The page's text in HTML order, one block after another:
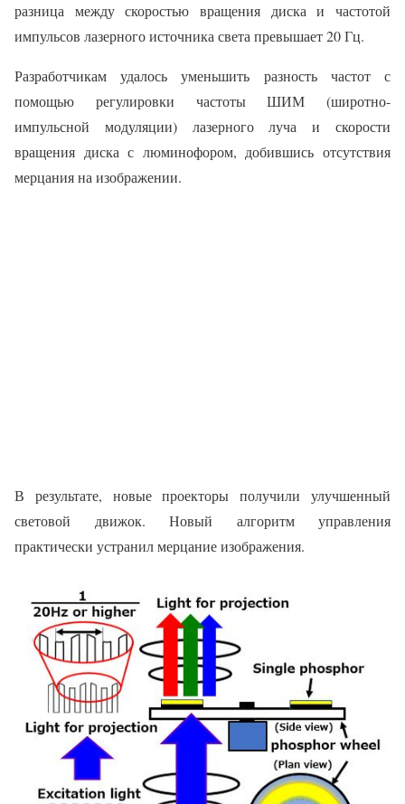
разница между скоростью вращения диска и частотой
импульсов лазерного источника света превышает 20 Гц.
Разработчикам удалось уменьшить разность частот с
помощью регулировки частоты ШИМ (широтно-
импульсной модуляции) лазерного луча и скорости
вращения диска с люминофором, добившись отсутствия
мерцания на изображении.
В результате, новые проекторы получили улучшенный
световой движок. Новый алгоритм управления
практически устранил мерцание изображения.